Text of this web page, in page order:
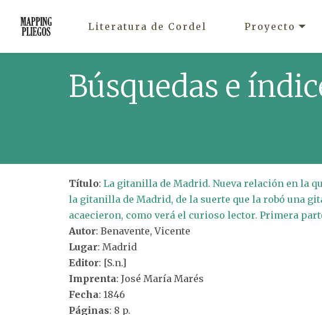
Literatura de Cordel Proyecto
Búsquedas e
Título: La gitanilla de Madrid. Nueva relación en la
la gitanilla de Madrid, de la suerte que la robó una
acaecieron, como verá el curioso lector. Primera
Autor: Benavente, Vicente
Lugar: Madrid
Editor: [S.n.]
Imprenta: José María Marés
Fecha: 1846
Páginas: 8 p.